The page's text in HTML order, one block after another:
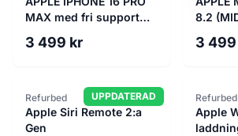
MAX med fri support
3 499 kr
8.2
3
UPPDATERAD
Refurbed
Apple Siri Remote 2:a
Gen
Refurbed
Apple